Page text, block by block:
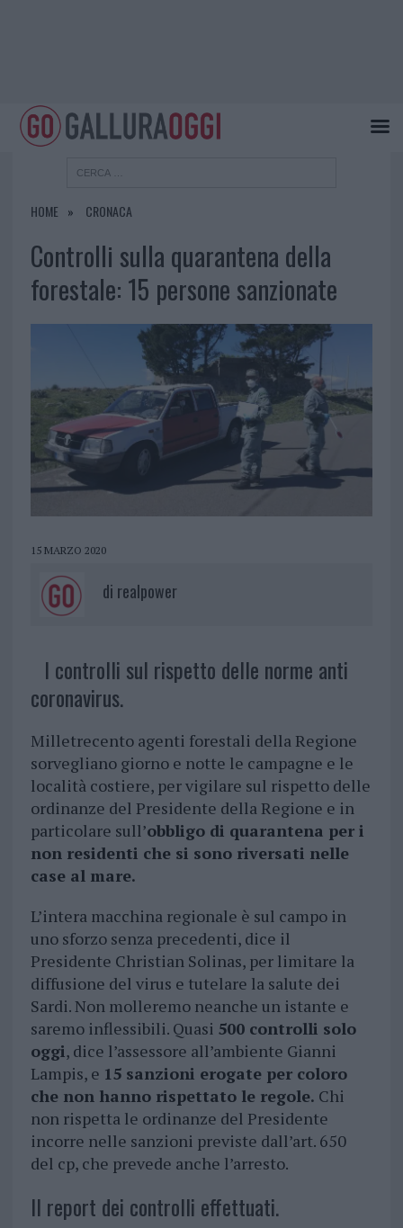
HOME CRONACA
Controlli sulla quarantena della
forestale: 15 persone sanzionate
15 MARZO 2020
di realpower
I controlli sul rispetto delle norme anti
coronavirus.
Milletrecento agenti forestali della Regione
sorvegliano giorno e notte le campagne e le
località costiere, per vigilare sul rispetto delle
ordinanze del Presidente della Regione e in
particolare sull’obbligo di quarantena per i
non residenti che si sono riversati nelle
case al mare.
L’intera macchina regionale è sul campo in
uno sforzo senza precedenti, dice il
Presidente Christian Solinas, per limitare la
diffusione del virus e tutelare la salute dei
Sardi. Non molleremo neanche un istante e
saremo inflessibili. Quasi 500 controlli solo
oggi, dice l’assessore all’ambiente Gianni
Lampis, e 15 sanzioni erogate per coloro
che non hanno rispettato le regole. Chi
non rispetta le ordinanze del Presidente
incorre nelle sanzioni previste dall’art. 650
del cp, che prevede anche l’arresto.
Il report dei controlli effettuati.